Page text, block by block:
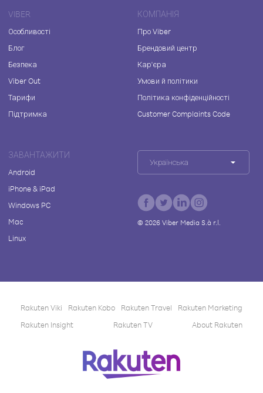
VIBER
Особливості
Блог
Безпека
Viber Out
Тарифи
Підтримка
КОМПАНІЯ
Про Viber
Брендовий центр
Кар'єра
Умови й політики
Політика конфіденційності
Customer Complaints Code
ЗАВАНТАЖИТИ
Android
iPhone & iPad
Windows PC
Mac
Linux
Українська
© 2026Viber Media S.à r.l.
Rakuten Viki Rakuten Kobo Rakuten Travel
Rakuten Marketing
Rakuten Insight
Rakuten TV About Rakuten